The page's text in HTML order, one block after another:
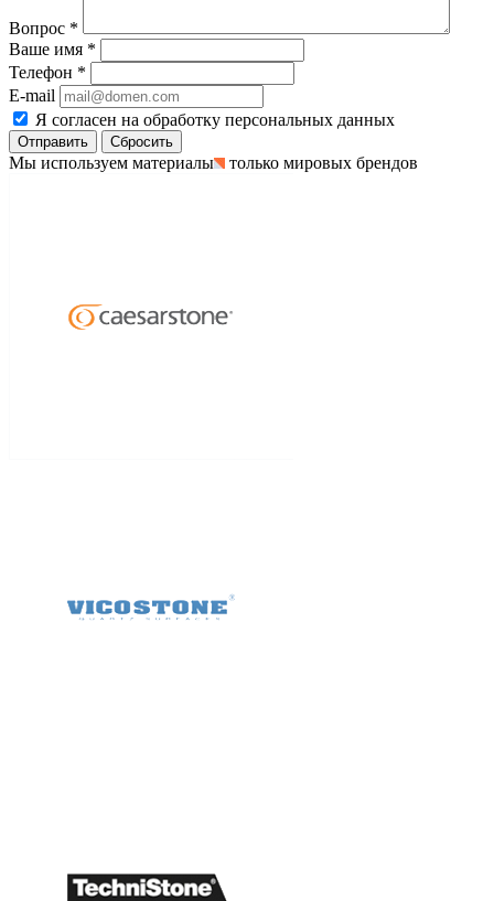
Вопрос *
Ваше имя *
Телефон *
E-mail
Я согласен на обработку персональных данных
Сбросить
Мы используем материалы только мировых брендов